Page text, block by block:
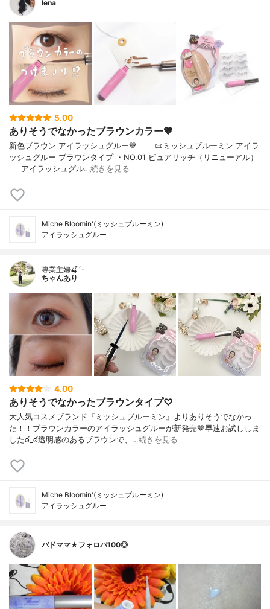
lena
5.00
ありそうでなかったブラウンカラー🤎
新色ブラウン アイラッシュグルー🤎⠀⠀⠀📜ミッシュブルーミン アイラ
ッシュグルー ブラウンタイプ ・NO.01 ピュアリッチ（リニューアル）
⠀⠀アイラッシュグル…続きを見る
Miche Bloomin'(ミッシュブルーミン)
アイラッシュグルー
専業主婦🍒´-
ちゃんあり
4.00
ありそうでなかったブラウンタイプ♡
大人気コスメブランド『ミッシュブルーミン』よりありそうでなかっ
た！！ブラウンカラーのアイラッシュグルーが新発売🤎早速お試ししま
したఠ_ఠ透明感のあるブラウンで、…続きを見る
Miche Bloomin'(ミッシュブルーミン)
アイラッシュグルー
バドママ★フォロバ100◎